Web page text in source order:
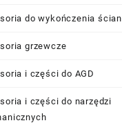
do wykończenia ścian
grzewcze
i części do AGD
i części do narzędzi